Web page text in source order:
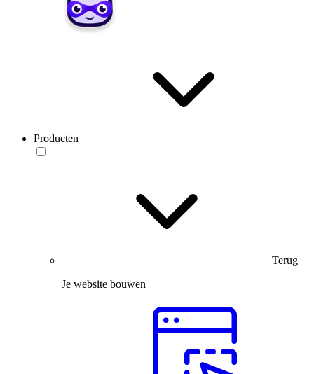
Producten
Terug
Je website bouwen